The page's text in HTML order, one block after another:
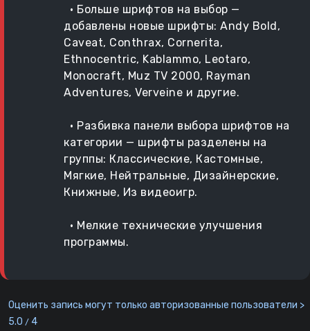
• Больше шрифтов на выбор —
добавлены новые шрифты: Andy Bold,
Caveat, Conthrax, Cornerita,
Ethnocentric, Kablammo, Leotaro,
Monocraft, Muz TV 2000, Rayman
Adventures, Verveine и другие.
• Разбивка панели выбора шрифтов на
категории — шрифты разделены на
группы: Классические, Кастомные,
Мягкие, Нейтральные, Дизайнерские,
Книжные, Из видеоигр.
• Мелкие технические улучшения
программы.
Оценить запись могут только авторизованные пользователи >
5.0 / 4